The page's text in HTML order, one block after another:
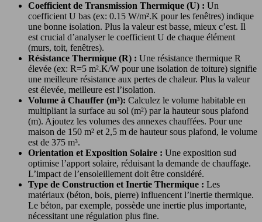
Coefficient de Transmission Thermique (U) : Un
coefficient U bas (ex: 0.15 W/m².K pour les fenêtres) indique
une bonne isolation. Plus la valeur est basse, mieux c’est. Il
est crucial d’analyser le coefficient U de chaque élément
(murs, toit, fenêtres).
Résistance Thermique (R) : Une résistance thermique R
élevée (ex: R=5 m².K/W pour une isolation de toiture) signifie
une meilleure résistance aux pertes de chaleur. Plus la valeur
est élevée, meilleure est l’isolation.
Volume à Chauffer (m³): Calculez le volume habitable en
multipliant la surface au sol (m²) par la hauteur sous plafond
(m). Ajoutez les volumes des annexes chauffées. Pour une
maison de 150 m² et 2,5 m de hauteur sous plafond, le volume
est de 375 m³.
Orientation et Exposition Solaire : Une exposition sud
optimise l’apport solaire, réduisant la demande de chauffage.
L’impact de l’ensoleillement doit être considéré.
Type de Construction et Inertie Thermique : Les
matériaux (béton, bois, pierre) influencent l’inertie thermique.
Le béton, par exemple, possède une inertie plus importante,
nécessitant une régulation plus fine.